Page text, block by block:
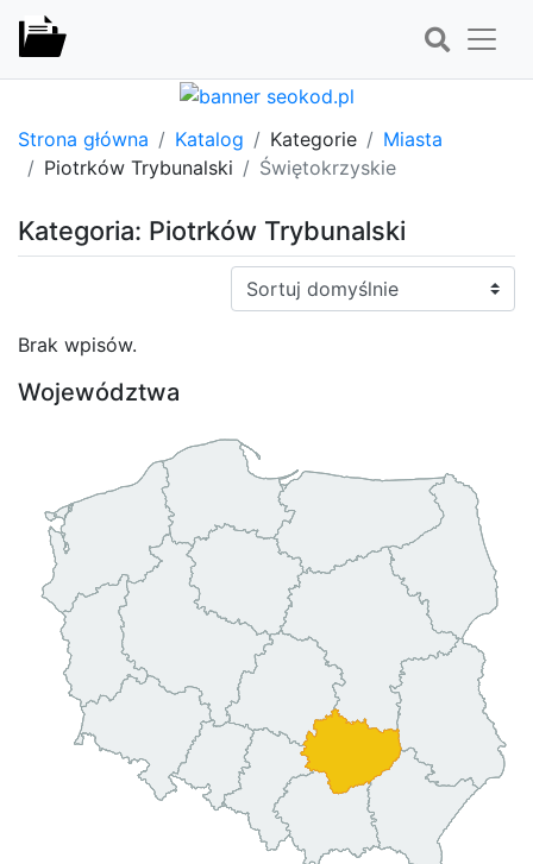
Strona główna Katalog Kategorie
Miasta
Piotrków Trybunalski
Świętokrzyskie
Kategoria: Piotrków Trybunalski
Sortuj:
Brak wpisów.
Województwa